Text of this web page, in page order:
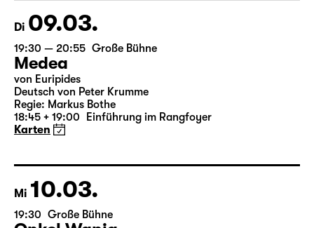
18:45 + 19:00 Einführung im Rangfoyer
Karten
Di 09.03.
19:30 — 20:55 Große Bühne
Medea
von Euripides
18:45 + 19:00 Einführung im Rangfoyer
Karten